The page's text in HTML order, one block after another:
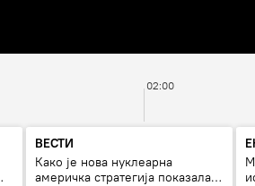
02:00
ВЕСТИ
Како је нова нуклеарна
америчка стратегија показала